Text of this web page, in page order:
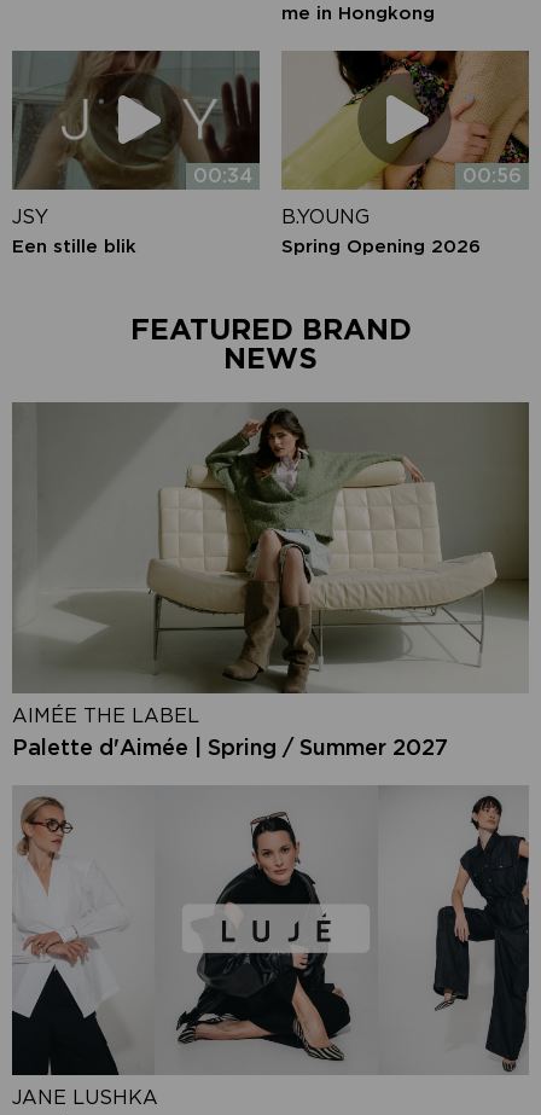
me in Hongkong
00:34
JSY
Een stille blik
00:56
B.YOUNG
Spring Opening 2026
FEATURED BRAND
NEWS
AIMÉE THE LABEL
Palette d'Aimée | Spring / Summer 2027
JANE LUSHKA